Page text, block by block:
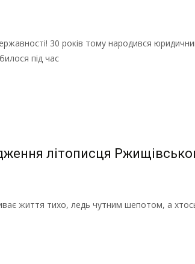
30 років тому народився
під час
літописця
життя тихо, ледь чутним шепотом, а